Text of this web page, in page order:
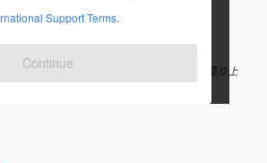
Support Terms.
Continue
高知県
高知県
プロジェクト運営事務局です。 四万十町を盛り上
ます。